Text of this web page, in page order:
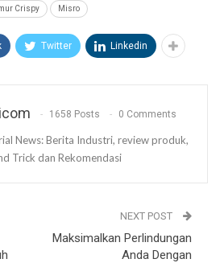
Crispy Misro
Twitter Linkedin
1658 Posts 0 Comments
News: Berita Industri, review produk,
Trick dan Rekomendasi
NEXT POST
Maksimalkan Perlindungan
Anda Dengan